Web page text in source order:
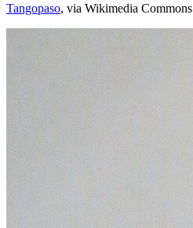
Tangopaso, via Wikimedia Commons